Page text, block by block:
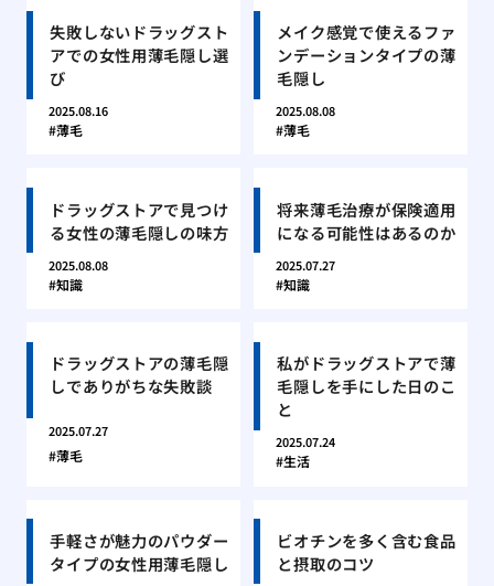
失敗しないドラッグスト
アでの女性用薄毛隠し選
び
2025.08.16
薄毛
メイク感覚で使えるファ
ンデーションタイプの薄
毛隠し
2025.08.08
薄毛
ドラッグストアで見つけ
る女性の薄毛隠しの味方
2025.08.08
知識
将来薄毛治療が保険適用
になる可能性はあるのか
2025.07.27
知識
ドラッグストアの薄毛隠
しでありがちな失敗談
2025.07.27
薄毛
私がドラッグストアで薄
毛隠しを手にした日のこ
と
2025.07.24
生活
手軽さが魅力のパウダー
タイプの女性用薄毛隠し
ビオチンを多く含む食品
と摂取のコツ